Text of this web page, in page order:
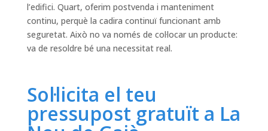
l’edifici. Quart, oferim postvenda i manteniment
continu, perquè la cadira continuï funcionant amb
seguretat. Això no va només de col·locar un producte:
va de resoldre bé una necessitat real.
Sol·licita el teu
pressupost gratuït a La